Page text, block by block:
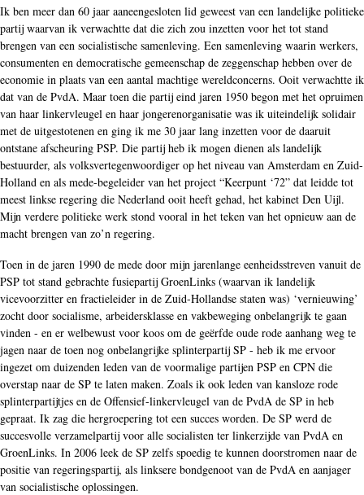
Ik ben meer dan 60 jaar aaneengesloten lid geweest van een landelijke politieke
partij waarvan ik verwachtte dat die zich zou inzetten voor het tot stand
brengen van een socialistische samenleving. Een samenleving waarin werkers,
consumenten en democratische gemeenschap de zeggenschap hebben over de
economie in plaats van een aantal machtige wereldconcerns. Ooit verwachtte ik
dat van de PvdA. Maar toen die partij eind jaren 1950 begon met het opruimen
van haar linkervleugel en haar jongerenorganisatie was ik uiteindelijk solidair
met de uitgestotenen en ging ik me 30 jaar lang inzetten voor de daaruit
ontstane afscheuring PSP. Die partij heb ik mogen dienen als landelijk
bestuurder, als volksvertegenwoordiger op het niveau van Amsterdam en Zuid-
Holland en als mede-begeleider van het project “Keerpunt ‘72” dat leidde tot
meest linkse regering die Nederland ooit heeft gehad, het kabinet Den Uijl.
Mijn verdere politieke werk stond vooral in het teken van het opnieuw aan de
macht brengen van zo’n regering.
Toen in de jaren 1990 de mede door mijn jarenlange eenheidsstreven vanuit de
PSP tot stand gebrachte fusiepartij GroenLinks (waarvan ik landelijk
vicevoorzitter en fractieleider in de Zuid-Hollandse staten was) ‘vernieuwing’
zocht door socialisme, arbeidersklasse en vakbeweging onbelangrijk te gaan
vinden - en er welbewust voor koos om de geërfde oude rode aanhang weg te
jagen naar de toen nog onbelangrijke splinterpartij SP - heb ik me ervoor
ingezet om duizenden leden van de voormalige partijen PSP en CPN die
overstap naar de SP te laten maken. Zoals ik ook leden van kansloze rode
splinterpartijtjes en de Offensief-linkervleugel van de PvdA de SP in heb
gepraat. Ik zag die hergroepering tot een succes worden. De SP werd de
succesvolle verzamelpartij voor alle socialisten ter linkerzijde van PvdA en
GroenLinks. In 2006 leek de SP zelfs spoedig te kunnen doorstromen naar de
positie van regeringspartij, als linksere bondgenoot van de PvdA en aanjager
van socialistische oplossingen.